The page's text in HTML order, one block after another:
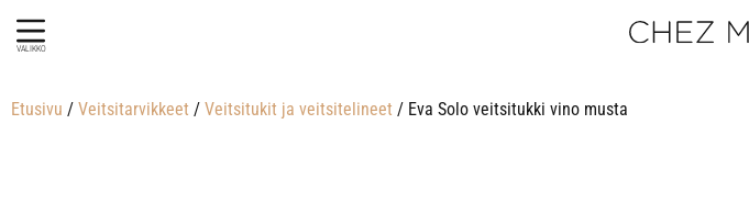
VALIKKO
Etusivu / Veitsitarvikkeet / Veitsitukit ja veitsitelineet / Eva Solo veitsitukki vino musta